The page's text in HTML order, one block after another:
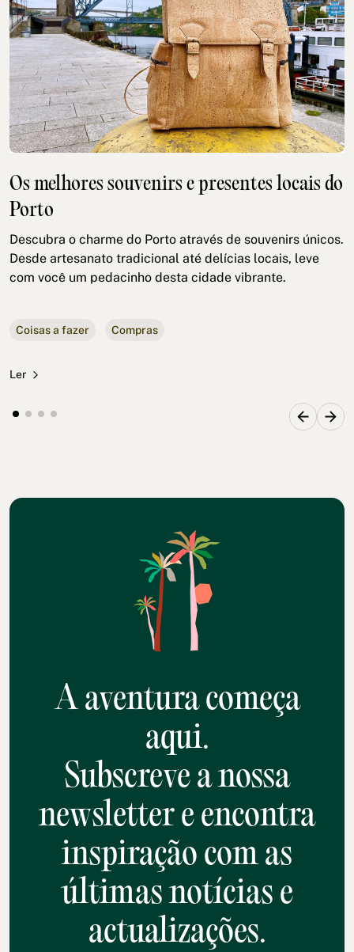
Os melhores souvenirs e presentes locais do
Porto
Descubra o charme do Porto através de souvenirs únicos.
Desde artesanato tradicional até delícias locais, leve
com você um pedacinho desta cidade vibrante.
Coisas a fazer Compras
Ler
A aventura começa
aqui.
Subscreve a nossa
newsletter e encontra
inspiração com as
últimas notícias e
actualizações.